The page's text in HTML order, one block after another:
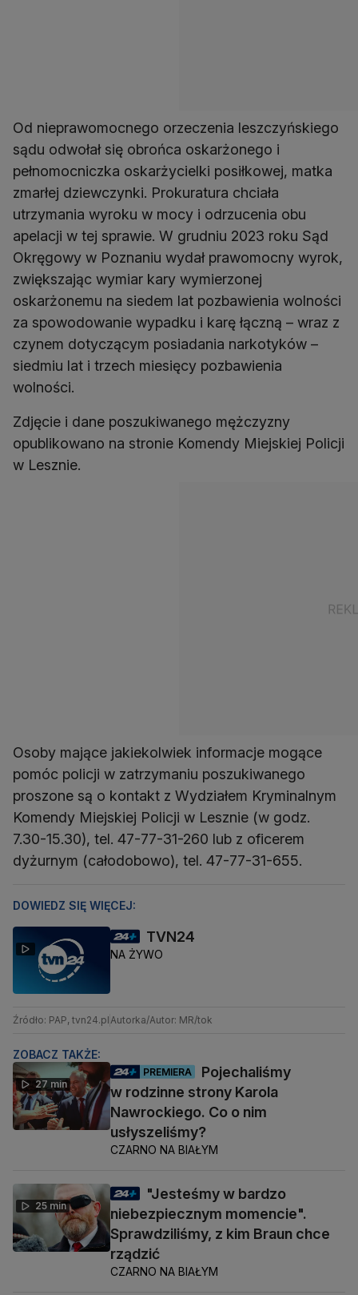
Od nieprawomocnego orzeczenia leszczyńskiego
sądu odwołał się obrońca oskarżonego i
pełnomocniczka oskarżycielki posiłkowej, matka
zmarłej dziewczynki. Prokuratura chciała
utrzymania wyroku w mocy i odrzucenia obu
apelacji w tej sprawie. W grudniu 2023 roku Sąd
Okręgowy w Poznaniu wydał prawomocny wyrok,
zwiększając wymiar kary wymierzonej
oskarżonemu na siedem lat pozbawienia wolności
za spowodowanie wypadku i karę łączną – wraz z
czynem dotyczącym posiadania narkotyków –
siedmiu lat i trzech miesięcy pozbawienia
wolności.
Zdjęcie i dane poszukiwanego mężczyzny
opublikowano na stronie Komendy Miejskiej Policji
w Lesznie.
Osoby mające jakiekolwiek informacje mogące
pomóc policji w zatrzymaniu poszukiwanego
proszone są o kontakt z Wydziałem Kryminalnym
Komendy Miejskiej Policji w Lesznie (w godz.
7.30-15.30), tel. 47-77-31-260 lub z oficerem
dyżurnym (całodobowo), tel. 47-77-31-655.
DOWIEDZ SIĘ WIĘCEJ:
TVN24
NA ŻYWO
Źródło: PAP, tvn24.plAutorka/Autor: MR/tok
ZOBACZ TAKŻE:
27 min
PREMIERA
Pojechaliśmy
w rodzinne strony Karola
Nawrockiego. Co o nim
usłyszeliśmy?
CZARNO NA BIAŁYM
25 min
"Jesteśmy w bardzo
niebezpiecznym momencie".
Sprawdziliśmy, z kim Braun chce
rządzić
CZARNO NA BIAŁYM